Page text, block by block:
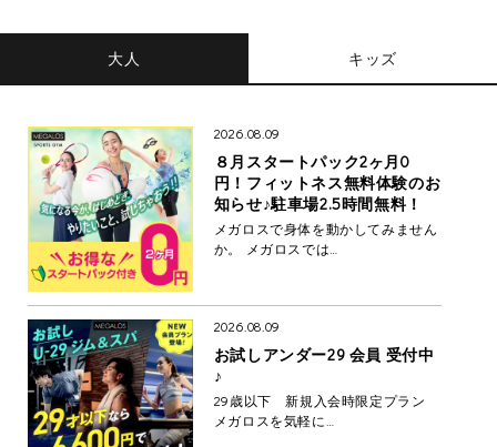
大人
2026.08.09
８月スタートパック2ヶ月0
円！フィットネス無料体験のお
知らせ♪駐車場2.5時間無料！
メガロスで身体を動かしてみません
か。 メガロスでは…
2026.08.09
お試しアンダー29 会員 受付中
♪
29歳以下 新規入会時限定プラン
メガロスを気軽に…
キッズ